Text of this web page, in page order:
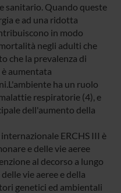
sanitario. Quando queste
e ad una ridotta
in modo
negli adulti che
che la prevalenza di
è aumentata
ha un ruolo
respiratorie (4), e
dell'aumento della
ERCHS III è
e delle vie aeree
al decorso a lungo
vie aeree e della
genetici ed ambientali